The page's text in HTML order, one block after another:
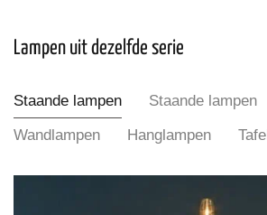
Lampen uit dezelfde serie
Staande lampen Staande lampen
Wandlampen
Hanglampen